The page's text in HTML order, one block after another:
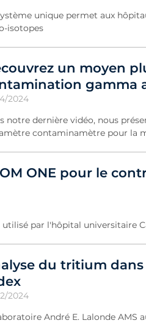
unique permet aux
isotopes
un moyen
gamma
2024
notre dernière vidéo, nous
contaminamètre pour la
ONE pour le
par l'hôpital universitaire
du tritium
2024
André E. Lalonde AMS